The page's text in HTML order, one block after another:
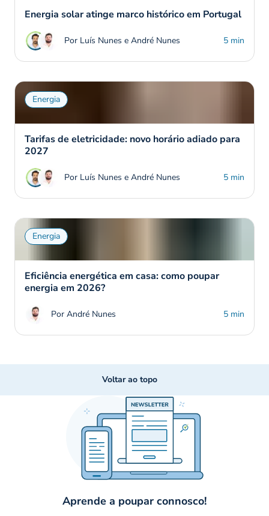
Energia solar atinge marco histórico em Portugal
Por Luís Nunes e André Nunes 5 min
Energia
Tarifas de eletricidade: novo horário adiado para
2027
Por Luís Nunes e André Nunes 5 min
Energia
Eficiência energética em casa: como poupar
energia em 2026?
Por André Nunes 5 min
Voltar ao topo
Aprende a poupar connosco!